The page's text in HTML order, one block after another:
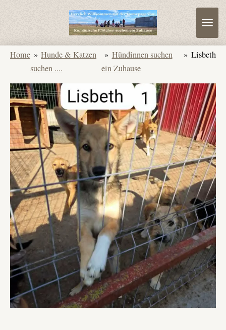
Home » Hunde & Katzen
suchen ....
» Hündinnen suchen
ein Zuhause
» Lisbeth